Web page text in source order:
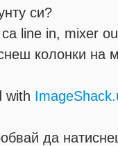
си?
line in, mixer
колонки на
with
да